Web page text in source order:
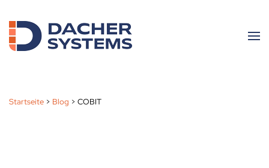
Skip to main content
Startseite > Blog > COBIT